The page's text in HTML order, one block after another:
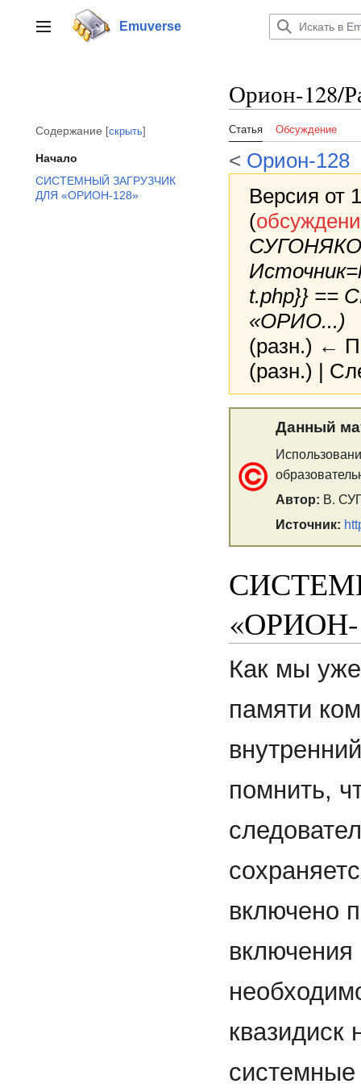
к
содержанию
Переключить боковую панель
Emuverse
Содержание скрыть
Начало
СИСТЕМНЫЙ ЗАГРУЗЧИК
ДЛЯ «ОРИОН-128»
Орион-128/
Статья Обсуждение
< Орион-128
Версия от
(
t.php}}
«ОРИО...)
(разн.) ←
(разн.) |
Данный
Автор: В.
Источник:
«ОРИОН-
Как мы
памяти
помнить,
включено
включения